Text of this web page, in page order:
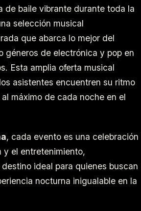
de baile vibrante durante toda la
selección musical
que abarca lo mejor del
géneros de electrónica y pop en
Esta amplia oferta musical
asistentes encuentren su ritmo
máximo de cada noche en el
, cada evento es una celebración
y el entretenimiento,
ideal para quienes buscan
nocturna inigualable en la